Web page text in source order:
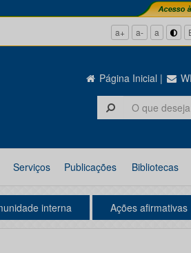
a+ a- a
Página Inicial |
Serviços Publicações Bibliotecas
interna Ações afirmativas